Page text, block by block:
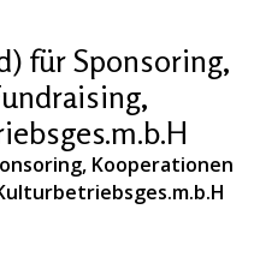
für Sponsoring,
Kooperationen